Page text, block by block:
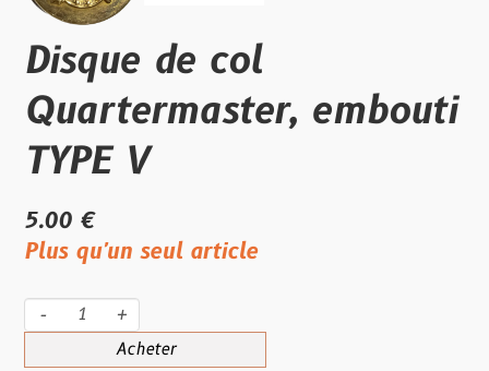
Disque de col
Quartermaster, embouti
TYPE V
5.00 €
Plus qu'un seul article
- +
Acheter